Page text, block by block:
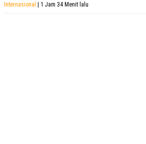
Internasional | 1 Jam 34 Menit lalu